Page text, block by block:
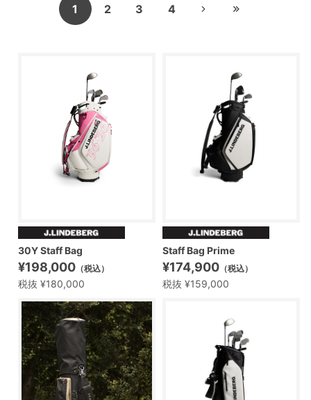
1 2 3 4
30Y Staff Bag
¥198,000 （税込）
税抜 ¥180,000
Staff Bag Prime
¥174,900 （税込）
税抜 ¥159,000